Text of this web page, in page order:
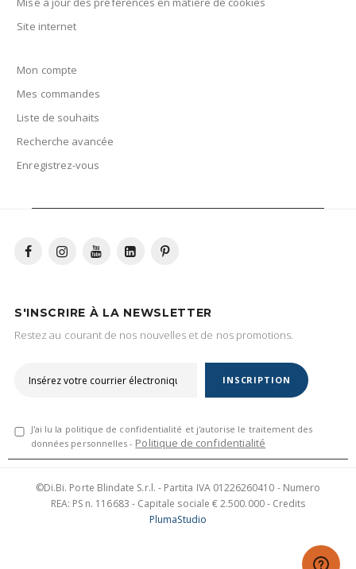
Site internet
Mon compte
Mes commandes
Liste de souhaits
Recherche avancée
Enregistrez-vous
S'INSCRIRE À LA NEWSLETTER
Restez au courant de nos nouvelles et de nos promotions.
J'ai lu la politique de confidentialité et j'autorise le traitement des
données personnelles - Politique de confidentialité
INSCRIPTION
©Di.Bi. Porte Blindate S.r.l. - Partita IVA 01226260410 - Numero
REA: PS n. 116683 - Capitale sociale € 2.500.000 - Credits
PlumaStudio